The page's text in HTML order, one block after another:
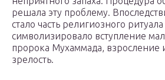
решала эту проблему.
стало часть религиозного
символизировало вступление
пророка Мухаммада, взросление
зрелость.